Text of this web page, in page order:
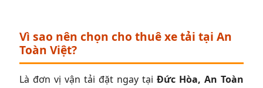
Vì sao nên chọn cho thuê xe tải tại An
Toàn Việt?
Là đơn vị vận tải đặt ngay tại Đức Hòa, An Toàn